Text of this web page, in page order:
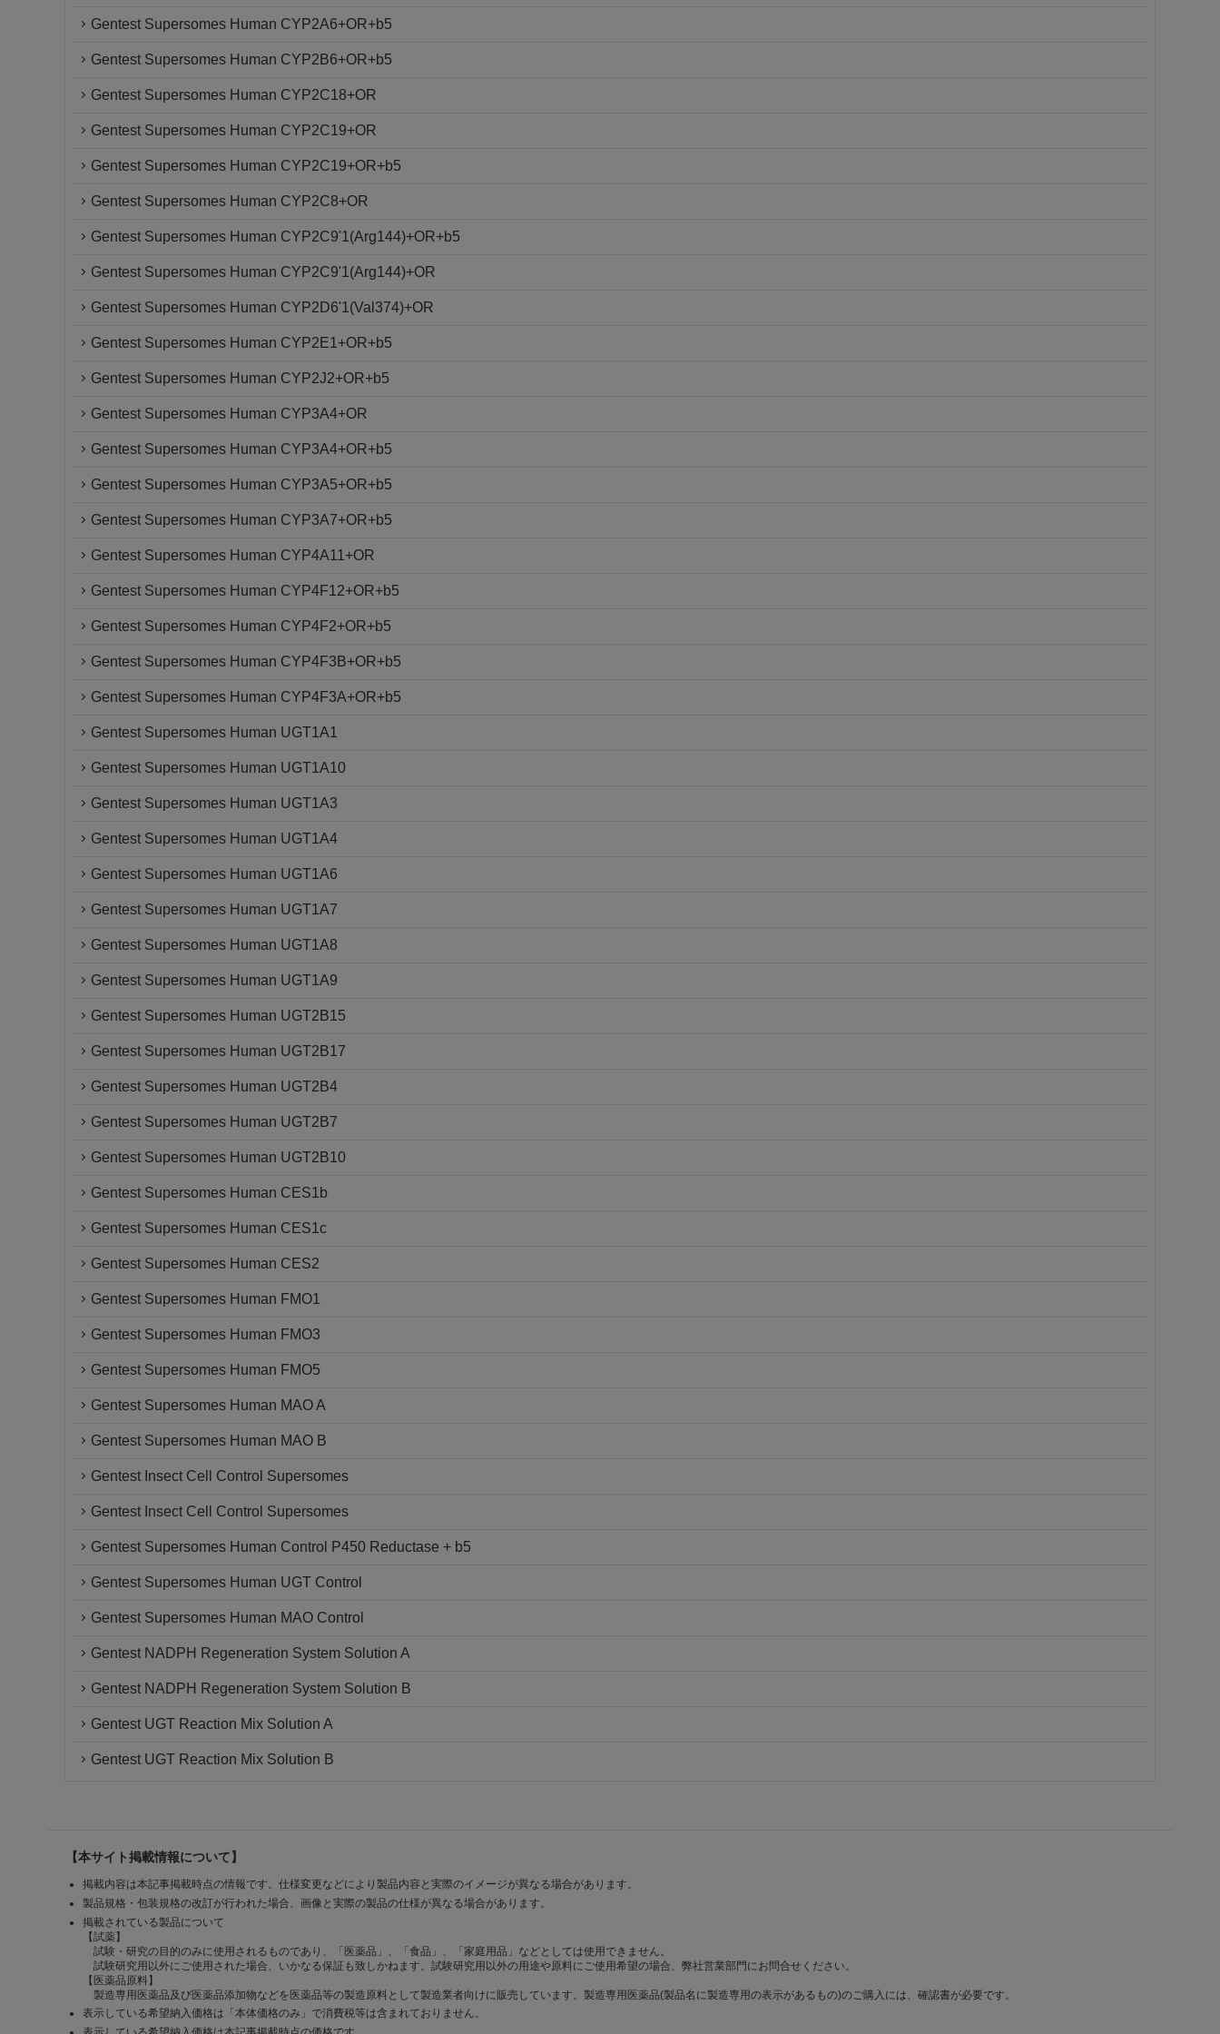
Gentest Supersomes Human CYP2A6+OR+b5
Gentest Supersomes Human CYP2B6+OR+b5
Gentest Supersomes Human CYP2C18+OR
Gentest Supersomes Human CYP2C19+OR
Gentest Supersomes Human CYP2C19+OR+b5
Gentest Supersomes Human CYP2C8+OR
Gentest Supersomes Human CYP2C9'1(Arg144)+OR+b5
Gentest Supersomes Human CYP2C9'1(Arg144)+OR
Gentest Supersomes Human CYP2D6'1(Val374)+OR
Gentest Supersomes Human CYP2E1+OR+b5
Gentest Supersomes Human CYP2J2+OR+b5
Gentest Supersomes Human CYP3A4+OR
Gentest Supersomes Human CYP3A4+OR+b5
Gentest Supersomes Human CYP3A5+OR+b5
Gentest Supersomes Human CYP3A7+OR+b5
Gentest Supersomes Human CYP4A11+OR
Gentest Supersomes Human CYP4F12+OR+b5
Gentest Supersomes Human CYP4F2+OR+b5
Gentest Supersomes Human CYP4F3B+OR+b5
Gentest Supersomes Human CYP4F3A+OR+b5
Gentest Supersomes Human UGT1A1
Gentest Supersomes Human UGT1A10
Gentest Supersomes Human UGT1A3
Gentest Supersomes Human UGT1A4
Gentest Supersomes Human UGT1A6
Gentest Supersomes Human UGT1A7
Gentest Supersomes Human UGT1A8
Gentest Supersomes Human UGT1A9
Gentest Supersomes Human UGT2B15
Gentest Supersomes Human UGT2B17
Gentest Supersomes Human UGT2B4
Gentest Supersomes Human UGT2B7
Gentest Supersomes Human UGT2B10
Gentest Supersomes Human CES1b
Gentest Supersomes Human CES1c
Gentest Supersomes Human CES2
Gentest Supersomes Human FMO1
Gentest Supersomes Human FMO3
Gentest Supersomes Human FMO5
Gentest Supersomes Human MAO A
Gentest Supersomes Human MAO B
Gentest Insect Cell Control Supersomes
Gentest Insect Cell Control Supersomes
Gentest Supersomes Human Control P450 Reductase + b5
Gentest Supersomes Human UGT Control
Gentest Supersomes Human MAO Control
Gentest NADPH Regeneration System Solution A
Gentest NADPH Regeneration System Solution B
Gentest UGT Reaction Mix Solution A
Gentest UGT Reaction Mix Solution B
【本サイト掲載情報について】
掲載内容は本記事掲載時点の情報です。仕様変更などにより製品内容と実際のイメージが異なる場合があります。
製品規格・包装規格の改訂が行われた場合、画像と実際の製品の仕様が異なる場合があります。
掲載されている製品について
【試薬】
試験・研究の目的のみに使用されるものであり、「医薬品」、「食品」、「家庭用品」などとしては使用できません。
試験研究用以外にご使用された場合、いかなる保証も致しかねます。試験研究用以外の用途や原料にご使用希望の場合、弊社営業部門にお問合せください。
【医薬品原料】
製造専用医薬品及び医薬品添加物などを医薬品等の製造原料として製造業者向けに販売しています。製造専用医薬品(製品名に製造専用の表示があるもの)のご購入には、確認書が必要です。
表示している希望納入価格は「本体価格のみ」で消費税等は含まれておりません。